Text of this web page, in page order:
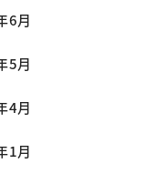
6月
5月
4月
1月